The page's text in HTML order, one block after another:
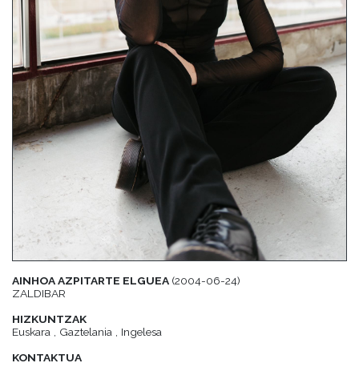
AINHOA AZPITARTE ELGUEA (2004-06-24)
ZALDIBAR
HIZKUNTZAK
Euskara , Gaztelania , Ingelesa
KONTAKTUA